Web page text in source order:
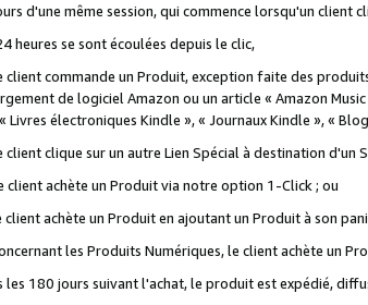
d'une même session, qui commence lorsqu'un client
se sont écoulées depuis le clic,
commande un Produit, exception faite des
de logiciel Amazon ou un article « Amazon
Livres électroniques Kindle », « Journaux Kindle », «
clique sur un autre Lien Spécial à destination d'un
achète un Produit via notre option 1-Click ; ou
achète un Produit en ajoutant un Produit à son
les Produits Numériques, le client achète un
les 180 jours suivant l'achat, le produit est expédié,